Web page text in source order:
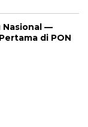
Nasional —
di PON